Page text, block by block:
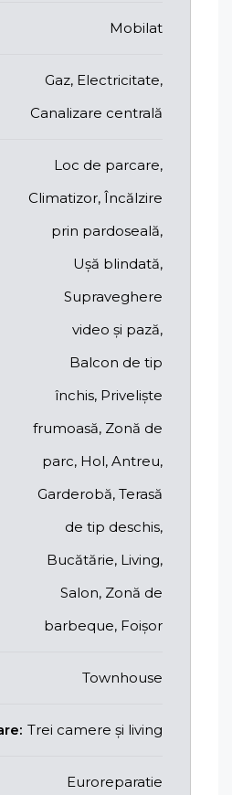
Mobilat
Gaz, Electricitate,
Canalizare centrală
Loc de parcare,
Climatizor, Încălzire
prin pardoseală,
Ușă blindată,
Supraveghere
video și pază,
Balcon de tip
închis, Priveliște
frumoasă, Zonă de
parc, Hol, Antreu,
Garderobă, Terasă
de tip deschis,
Bucătărie, Living,
Salon, Zonă de
barbeque, Foișor
Townhouse
Trei camere și living
Euroreparatie